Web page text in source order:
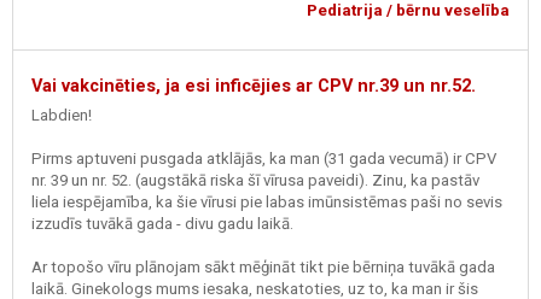
Pediatrija / bērnu veselība
Vai vakcinēties, ja esi inficējies ar CPV nr.39 un nr.52.
Labdien!
Pirms aptuveni pusgada atklājās, ka man (31 gada vecumā) ir CPV
nr. 39 un nr. 52. (augstākā riska šī vīrusa paveidi). Zinu, ka pastāv
liela iespējamība, ka šie vīrusi pie labas imūnsistēmas paši no sevis
izzudīs tuvākā gada - divu gadu laikā.
Ar topošo vīru plānojam sākt mēģināt tikt pie bērniņa tuvākā gada
laikā. Ginekologs mums iesaka, neskatoties, uz to, ka man ir šis